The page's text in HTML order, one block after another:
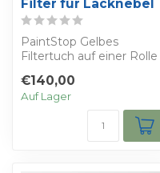
Filter für Lacknebel
PaintStop Gelbes
Filtertuch auf einer Rolle
Viscosin geträn...
€140,00
Auf Lager